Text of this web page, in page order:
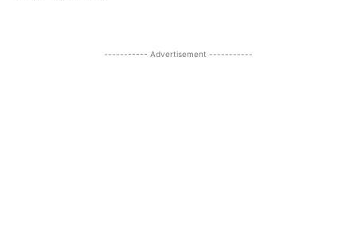
----------- Advertisement -----------